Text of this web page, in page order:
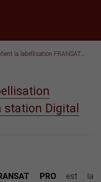
FRANSAT PRO pour sa station Digital To TV
station Digital
PRO est la